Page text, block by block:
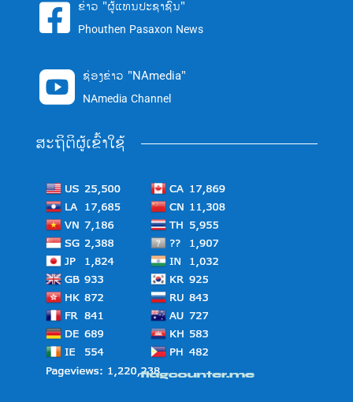
 ຂ່າວ "ຜູ້ແທນປະຊາຊົນ"
Phouthen Pasaxon News
 ຊ່ອງຂ່າວ "NAmedia"
NAmedia Channel
ສະຖິຕິຜູ້ເຂົ້າໃຊ້